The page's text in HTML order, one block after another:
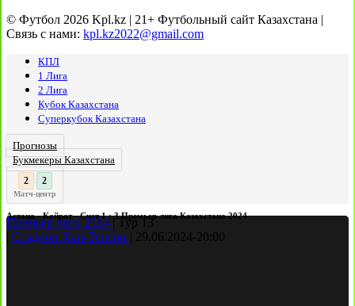
© Футбол 2026 Kpl.kz | 21+ Футбольный сайт Казахстана |
Связь с нами: kpl.kz2022@gmail.com
КПЛ
1 Лига
2 Лига
Кубок Казахстана
Суперкубок Казахстана
Прогнозы
Букмекеры Казахстана
3 : 2
Матч-центр
Астана - Кайрат - Счет 1 : 3 Премьер лига Казахстана 2024
Премьер лига 2024
Тур 13
Стадион Хан-Тенгри 29.06.2024- 20:00